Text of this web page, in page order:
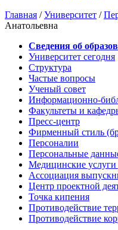
Главная /Университет /
Анатольевна
Сведения об
Университет сегодня
Структура
Частые вопросы
Ученый совет
Информационно-
Факультеты и
Пресс-центр
Фирменный стиль
Персоналии
Персональные
Медицинские услуги
Ассоциация
Центр проектной
Точка кипения
Противодействие
Противодействие